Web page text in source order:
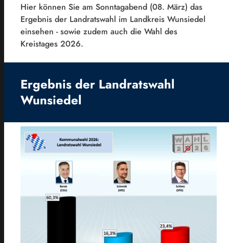
Hier können Sie am Sonntagabend (08. März) das
Ergebnis der Landratswahl im Landkreis Wunsiedel
einsehen - sowie zudem auch die Wahl des
Kreistages 2026.
Ergebnis der Landratswahl
Wunsiedel